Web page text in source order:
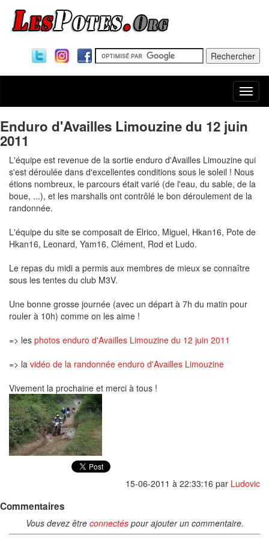
Enduro d'Availles Limouzine du 12 juin
2011
L'équipe est revenue de la sortie enduro d'Availles Limouzine qui
s'est déroulée dans d'excellentes conditions sous le soleil ! Nous
étions nombreux, le parcours était varié (de l'eau, du sable, de la
boue, ...), et les marshalls ont contrôlé le bon déroulement de la
randonnée.
L'équipe du site se composait de Elrico, Miguel, Hkan16, Pote de
Hkan16, Leonard, Yam16, Clément, Rod et Ludo.
Le repas du midi a permis aux membres de mieux se connaître
sous les tentes du club M3V.
Une bonne grosse journée (avec un départ à 7h du matin pour
rouler à 10h) comme on les aime !
=> les photos enduro d'Availles Limouzine du 12 juin 2011
=> la vidéo de la randonnée enduro d'Availles Limouzine
Vivement la prochaine et merci à tous !
15-06-2011 à 22:33:16 par Ludovic
Commentaires
Vous devez être connectéspour ajouter un commentaire.